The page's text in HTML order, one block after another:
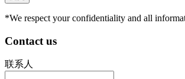
*We respect your confidentiality and all
Contact us
联系人